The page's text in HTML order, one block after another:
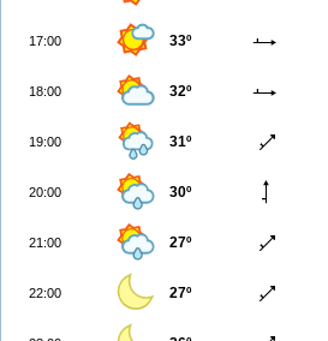
17:00 33º
18:00 32º
19:00 31º
20:00 30º
21:00 27º
22:00 27º